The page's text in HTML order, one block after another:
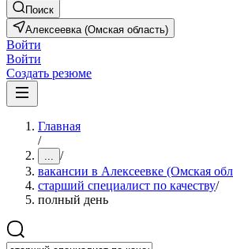
Поиск
Алексеевка (Омская область)
Войти
Войти
Создать резюме
Главная
/
... /
вакансии в Алексеевке (Омская
старший специалист по качеству/
полный день